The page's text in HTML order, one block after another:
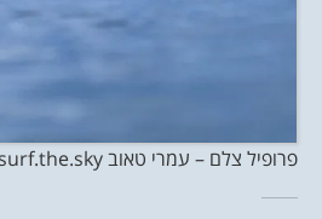
פרופיל צלם – עמרי טאוב surf.the.sky